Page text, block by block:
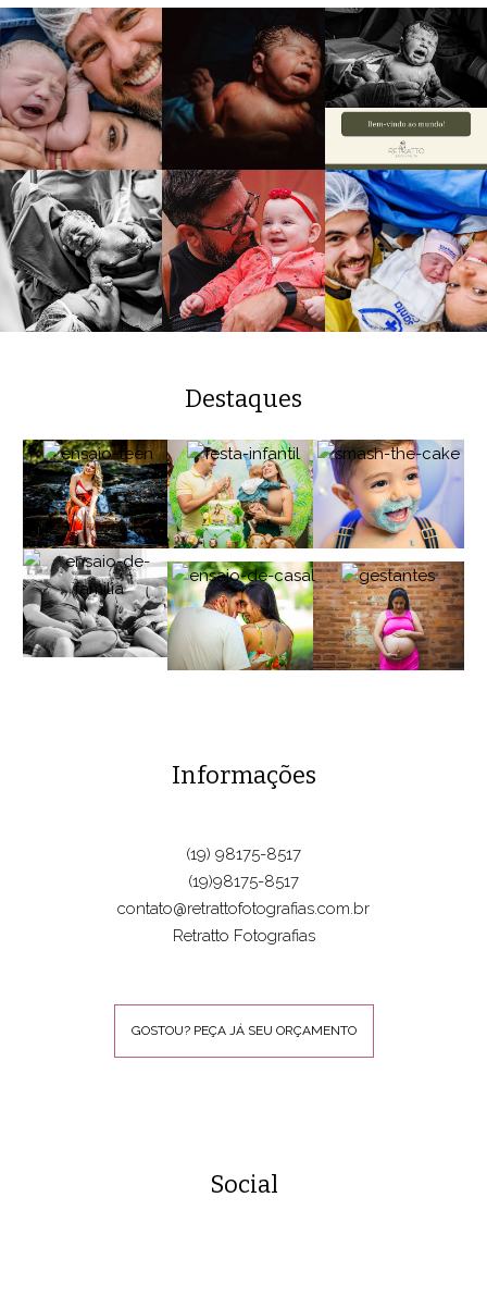
Destaques
Informações
(19) 98175-8517
(19)98175-8517
contato@retrattofotografias.com.br
Retratto Fotografias
GOSTOU? PEÇA JÁ SEU ORÇAMENTO
Social